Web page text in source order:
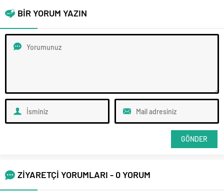
BİR YORUM YAZIN
ZİYARETÇİ YORUMLARI - 0 YORUM